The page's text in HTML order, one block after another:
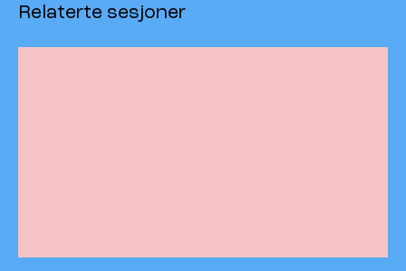
Relaterte sesjoner